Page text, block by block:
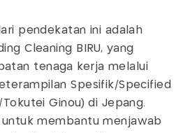
pendekatan ini adalah
Cleaning BIRU, yang
tenaga kerja melalui
Spesifik/Specified
Tokutei Ginou) di Jepang.
untuk membantu menjawab